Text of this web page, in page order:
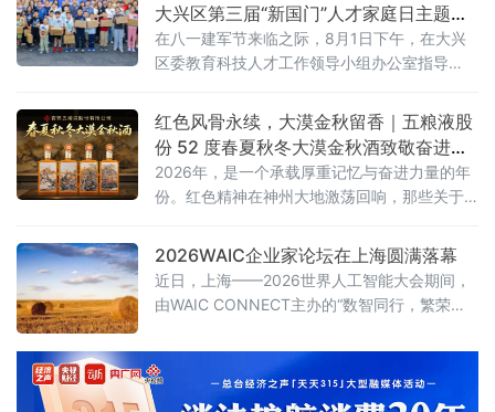
大兴区第三届“新国门”人才家庭日主题沙
龙活动圆满举行
在八一建军节来临之际，8月1日下午，在大兴
区委教育科技人才工作领导小组办公室指导
聚大兴同成长，筑梦国门向未来”大兴区第三
届“新国门”人才家庭日主题沙龙活动。
红色风骨永续，大漠金秋留香｜五粮液股
份 52 度春夏秋冬大漠金秋酒致敬奋进时
代
2026年，是一个承载厚重记忆与奋进力量的年
份。红色精神在神州大地激荡回响，那些关于
鲜明的底色。
2026WAIC企业家论坛在上海圆满落幕
近日，上海——2026世界人工智能大会期间，
由WAIC CONNECT主办的“数智同行，繁荣共
厅举行。150余位企业一把手、行业领军者及高
净值决策者到场参与，覆盖制造、ICT、消费、
医疗、金融等关键领域。盛夏的上海，WAIC展